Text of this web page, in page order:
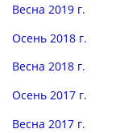
Весна 2019 г.
Осень 2018 г.
Весна 2018 г.
Осень 2017 г.
Весна 2017 г.